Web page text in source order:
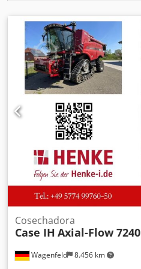
Wagenfeld 8.456 km
Cosechadora
Case IH Axial-Flow 7240